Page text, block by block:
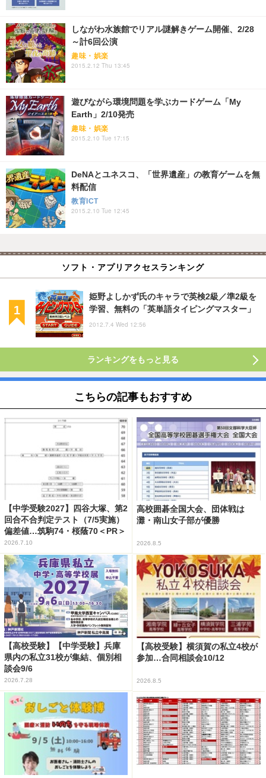
しながわ水族館でリアル謎解きゲーム開催、2/28
～計6回公演
趣味・娯楽
2015.2.12 Thu 13:45
遊びながら環境問題を学ぶカードゲーム「My
Earth」2/10発売
趣味・娯楽
2015.2.10 Tue 17:15
DeNAとユネスコ、「世界遺産」の教育ゲームを無
料配信
教育ICT
2015.2.10 Tue 12:45
ソフト・アプリアクセスランキング
姫野よしかず氏のキャラで英検2級／準2級を
学習、無料の「英単語タイピングマスター」
2012.7.4 Wed 12:56
ランキングをもっと見る
こちらの記事もおすすめ
【中学受験2027】四谷大塚、第2
回合不合判定テスト（7/5実施）
偏差値…筑駒74・桜蔭70＜PR＞
2026.7.10
高校囲碁全国大会、団体戦は
灘・南山女子部が優勝
2026.8.5
【高校受験】【中学受験】兵庫
県内の私立31校が集結、個別相
談会9/6
2026.7.28
【高校受験】横須賀の私立4校が
参加…合同相談会10/12
2026.8.5